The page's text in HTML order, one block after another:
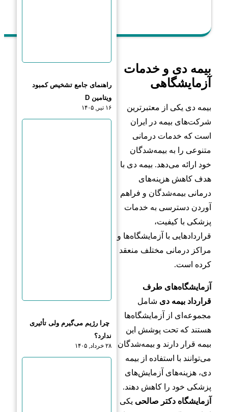
بیمه دی و خدمات
آزمایشگاهی
بیمه دی یکی از معتبرترین
شرکت‌های بیمه در ایران
است که خدمات درمانی
متنوعی را به بیمه‌شدگان
خود ارائه می‌دهد. بیمه دی با
هدف کاهش هزینه‌های
درمانی بیمه‌شدگان و فراهم
آوردن دسترسی به خدمات
پزشکی با کیفیت،
قراردادهایی با آزمایشگاه‌ها و
مراکز درمانی مختلف منعقد
کرده است.
آزمایشگاه‌های طرف
قرارداد بیمه دی شامل
مجموعه‌ای از آزمایشگاه‌ها
هستند که تحت پوشش این
بیمه قرار دارند و بیمه‌شدگان
می‌توانند با استفاده از بیمه
دی، هزینه‌های آزمایش‌های
پزشکی خود را کاهش دهند.
آزمایشگاه دکتر صالحی یکی
راهنمای جامع تشخیص کمبود
ویتامین D
۱۶ تیر, ۱۴۰۵
چرا رژیم می‌گیرم ولی تأثیری
ندارد؟
۲۸ خرداد, ۱۴۰۵